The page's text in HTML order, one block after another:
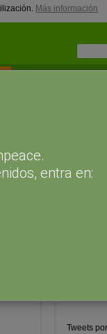
Más información
el
comentario
Tweets
entra en: